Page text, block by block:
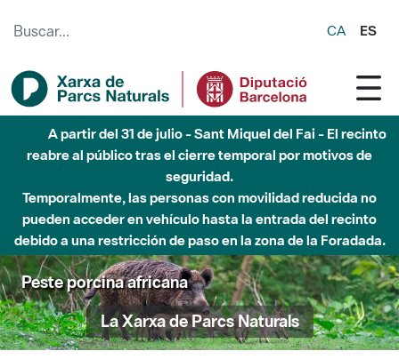
CA ES
A partir del 31 de julio - Sant Miquel del Fai - El recinto
reabre al público tras el cierre temporal por motivos de
seguridad.
Temporalmente, las personas con movilidad reducida no
pueden acceder en vehículo hasta la entrada del recinto
debido a una restricción de paso en la zona de la Foradada.
Peste porcina africana
La Xarxa de Parcs Naturals